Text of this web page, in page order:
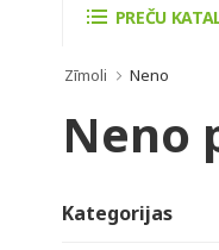
PREČU
Zīmoli Neno
Neno
Kategorijas